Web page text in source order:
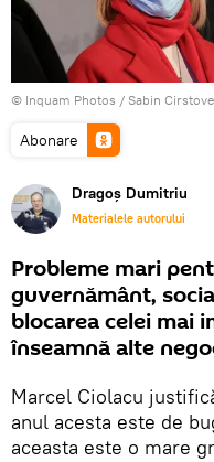
© Inquam Photos / Sabin
Abonare
Dragoș Dumitriu
Materialele autorului
Probleme mari
guvernământ,
blocarea celei mai
înseamnă alte
Marcel Ciolacu
anul acesta este de
aceasta este o mare